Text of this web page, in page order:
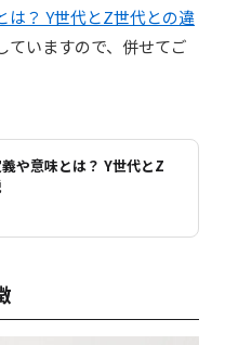
は？ Y世代とZ世代との違
ていますので、併せてご
や意味とは？ Y世代とZ